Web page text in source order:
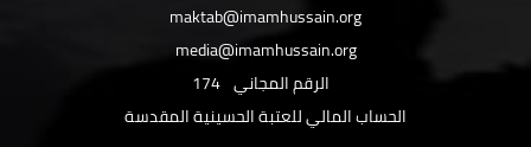
maktab@imamhussain.org
media@imamhussain.org
الرقم المجاني 174
الحساب المالي للعتبة الحسينية المقدسة